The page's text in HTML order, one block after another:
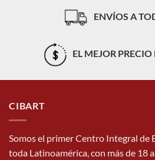
ENVÍOS A
EL MEJOR
CIBART
Somos el primer Centro Integral de
toda Latinoamérica, con más de 18